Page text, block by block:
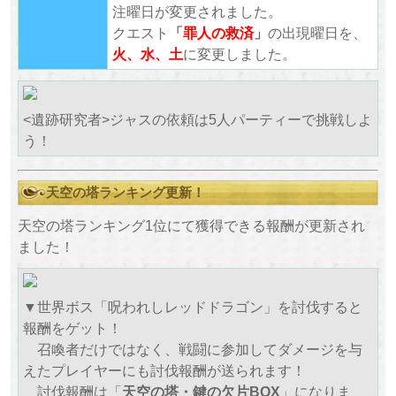
注曜日が変更されました。
クエスト
「罪人の救済」 の出現曜日を、
火、水、土に変更しました。
<遺跡研究者>ジャスの依頼は5人パーティーで挑戦しよ
う！
天空の塔ランキング更新！
天空の塔ランキング1位にて獲得できる報酬が更新され
ました！
▼世界ボス「呪われしレッドドラゴン」を討伐すると
報酬をゲット！
召喚者だけではなく、戦闘に参加してダメージを与
えたプレイヤーにも討伐報酬が送られます！
討伐報酬は「天空の塔・鍵の欠片BOX 」になりま